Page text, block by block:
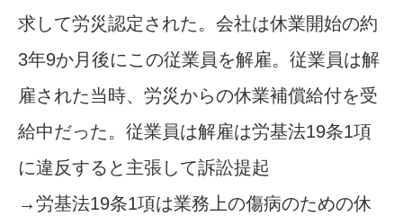
求して労災認定された。会社は休業開始の約
3年9か月後にこの従業員を解雇。従業員は解
雇された当時、労災からの休業補償給付を受
給中だった。従業員は解雇は労基法19条1項
に違反すると主張して訴訟提起
→労基法19条1項は業務上の傷病のための休